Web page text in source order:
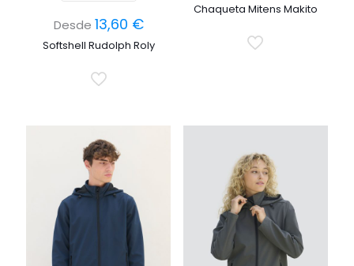
Desde 13,60 €
Softshell Rudolph Roly
Chaqueta Mitens Makito